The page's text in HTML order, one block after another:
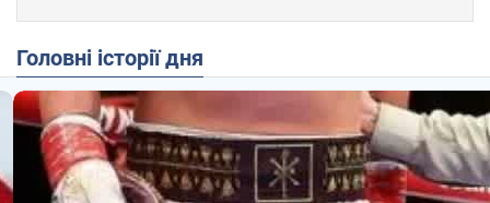
Головні історії дня